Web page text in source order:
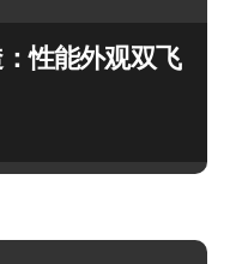
性能外观双飞